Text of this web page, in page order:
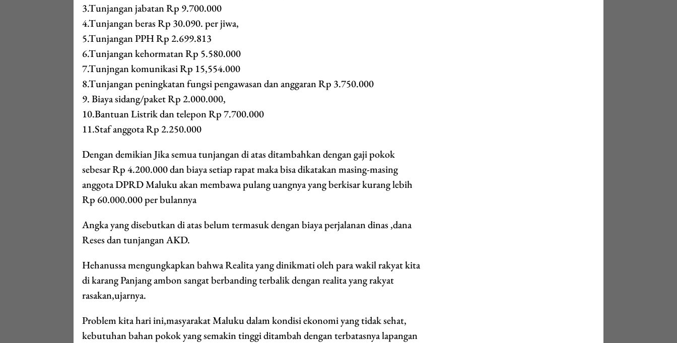
3.Tunjangan jabatan Rp 9.700.000
4.Tunjangan beras Rp 30.090. per jiwa,
5.Tunjangan PPH Rp 2.699.813
6.Tunjangan kehormatan Rp 5.580.000
7.Tunjngan komunikasi Rp 15,554.000
8.Tunjangan peningkatan fungsi pengawasan dan anggaran Rp 3.750.000
9. Biaya sidang/paket Rp 2.000.000,
10.Bantuan Listrik dan telepon Rp 7.700.000
11.Staf anggota Rp 2.250.000
Dengan demikian Jika semua tunjangan di atas ditambahkan dengan gaji pokok
sebesar Rp 4.200.000 dan biaya setiap rapat maka bisa dikatakan masing-masing
anggota DPRD Maluku akan membawa pulang uangnya yang berkisar kurang lebih
Rp 60.000.000 per bulannya
Angka yang disebutkan di atas belum termasuk dengan biaya perjalanan dinas ,dana
Reses dan tunjangan AKD.
Hehanussa mengungkapkan bahwa Realita yang dinikmati oleh para wakil rakyat kita
di karang Panjang ambon sangat berbanding terbalik dengan realita yang rakyat
rasakan,ujarnya.
Problem kita hari ini,masyarakat Maluku dalam kondisi ekonomi yang tidak sehat,
kebutuhan bahan pokok yang semakin tinggi ditambah dengan terbatasnya lapangan